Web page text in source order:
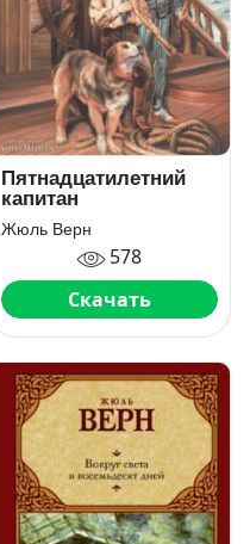
Пятнадцатилетний
капитан
Жюль Верн
578
Скачать